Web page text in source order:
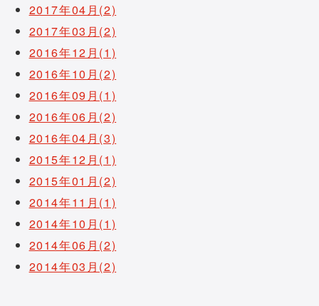
2017年04月(2)
2017年03月(2)
2016年12月(1)
2016年10月(2)
2016年09月(1)
2016年06月(2)
2016年04月(3)
2015年12月(1)
2015年01月(2)
2014年11月(1)
2014年10月(1)
2014年06月(2)
2014年03月(2)